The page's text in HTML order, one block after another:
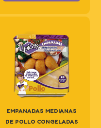
EMPANADAS MEDIANAS
DE POLLO CONGELADAS